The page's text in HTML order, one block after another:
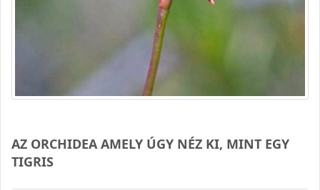
AZ ORCHIDEA AMELY ÚGY NÉZ KI, MINT EGY
TIGRIS